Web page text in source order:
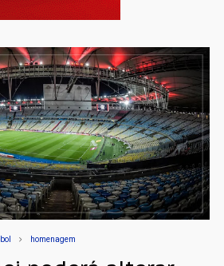
homenagem